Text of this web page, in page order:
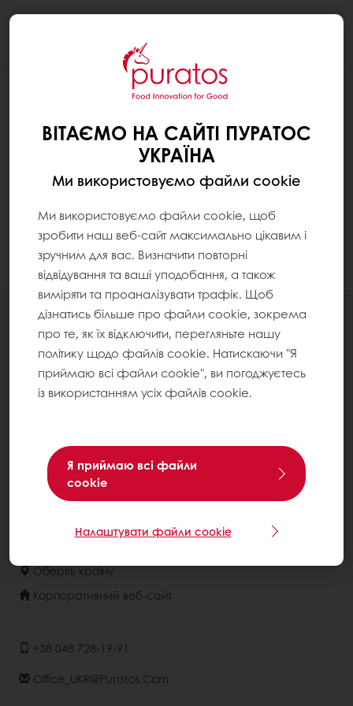
ВІТАЄМО НА САЙТІ ПУРАТОС
УКРАЇНА
Ми використовуємо файли cookie
Ми використовуємо файли cookie, щоб
зробити наш веб-сайт максимально цікавим і
зручним для вас. Визначити повторні
відвідування та ваші уподобання, а також
виміряти та проаналізувати трафік. Щоб
дізнатись більше про файли cookie, зокрема
про те, як їх відключити, перегляньте нашу
політику щодо файлів cookie. Натискаючи "Я
приймаю всі файли cookie", ви погоджуєтесь
із використанням усіх файлів cookie.
Я приймаю всі файли
cookie
Налаштувати файли cookie
Всі продукти
Рецепти
Центри підтримки споживачів
Розуміння споживачів
Про компанію
Новини
Контакти
Умови використання
Оберіть країну
Корпоративний веб-сайт
+38 048 728-19-91
Office_UKR@puratos.com